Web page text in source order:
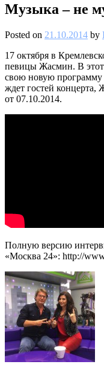
Музыка – не
Posted on 21.10.2014 by
17 октября в
певицы Жасмин. В этот
свою новую программу
ждет гостей концерта,
от 07.10.2014.
Полную версию
«Москва 24»: http://